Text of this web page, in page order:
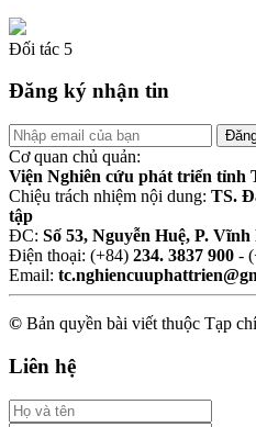
Đối tác 5
Đăng ký nhận tin
Cơ quan chủ quản:
Viện Nghiên cứu phát triển tỉnh
Chiệu trách nhiệm nội dung: TS.
tập
ĐC: Số 53, Nguyễn Huệ, P.
Điện thoại: (+84) 234. 3837 900 -
Email:
© Bản quyền bài viết thuộc Tạp
Liên hệ